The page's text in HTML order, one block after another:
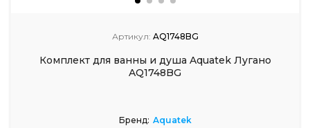
Артикул: AQ1748BG
Комплект для ванны и душа Aquatek Лугано
AQ1748BG
Бренд: Aquatek